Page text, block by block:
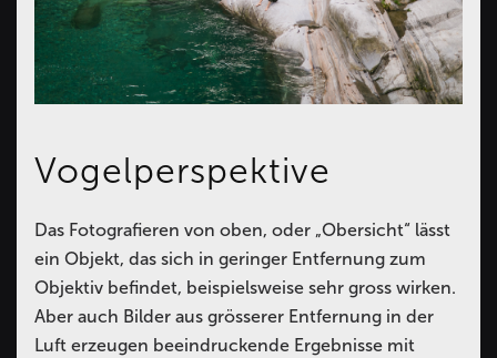
Vogelperspektive
Das Fotografieren von oben, oder „Obersicht“ lässt
ein Objekt, das sich in geringer Entfernung zum
Objektiv befindet, beispielsweise sehr gross wirken.
Aber auch Bilder aus grösserer Entfernung in der
Luft erzeugen beeindruckende Ergebnisse mit